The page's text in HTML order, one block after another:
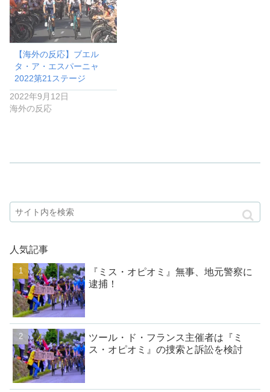
【海外の反応】ブエル
タ・ア・エスパーニャ
2022第21ステージ
2022年9月12日
海外の反応
人気記事
『ミス・オピオミ』無事、地元警察に
逮捕！
ツール・ド・フランス主催者は『ミ
ス・オピオミ』の捜索と訴訟を検討